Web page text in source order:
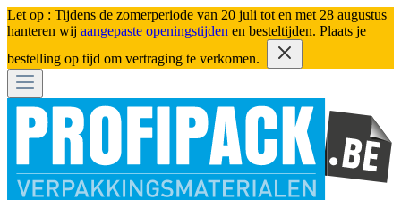
Let op : Tijdens de zomerperiode van 20 juli tot en met 28 augustus
hanteren wij aangepaste openingstijden en besteltijden. Plaats je
bestelling op tijd om vertraging te verkomen.